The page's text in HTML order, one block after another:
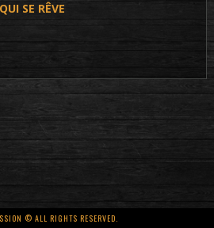
SE RÊVE
© ALL RIGHTS RESERVED.